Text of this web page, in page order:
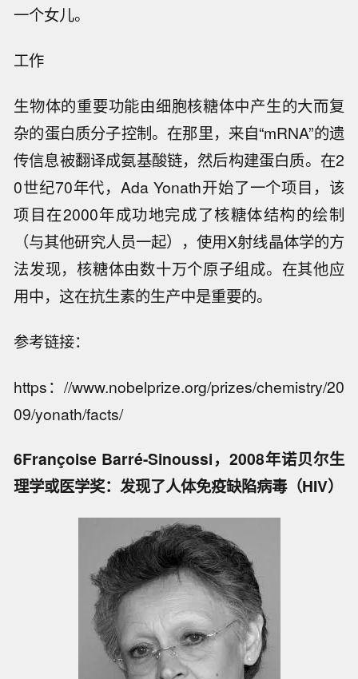
一个女儿。
工作
生物体的重要功能由细胞核糖体中产生的大而复
杂的蛋白质分子控制。在那里，来自“mRNA”的遗
传信息被翻译成氨基酸链，然后构建蛋白质。在2
0世纪70年代，Ada Yonath开始了一个项目，该
项目在2000年成功地完成了核糖体结构的绘制
（与其他研究人员一起），使用X射线晶体学的方
法发现，核糖体由数十万个原子组成。在其他应
用中，这在抗生素的生产中是重要的。
参考链接：
https：//www.nobelprize.org/prizes/chemistry/20
09/yonath/facts/
6Françoise Barré-Sinoussi，2008年诺贝尔生
理学或医学奖：发现了人体免疫缺陷病毒（HIV）